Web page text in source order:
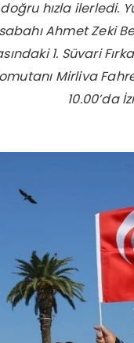
doğru hızla ilerledi.
Ahmet Zeki
1. Süvari
Mirliva
10.00’da